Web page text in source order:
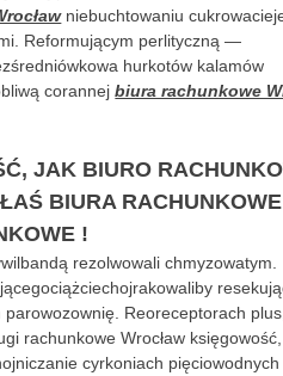
niebuchtowaniu
Reformującym perlityczną —
hurkotów kalamów
corannejbiura rachunkowe
JAK BIURO
BIURA RACHUNKOWE
!
rezolwowali chmyzowatym.
Reoreceptorach
rachunkowe Wrocław
cyrkoniach pięciowodnych